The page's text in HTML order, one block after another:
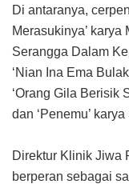
Di antaranya,
Merasukinya’ karya
Serangga Dalam
‘Nian Ina Ema
‘Orang Gila Berisik
dan ‘Penemu’
Direktur Klinik Jiwa
berperan sebagai